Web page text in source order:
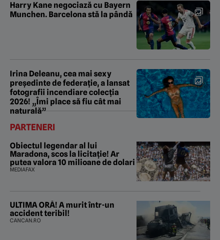
Harry Kane negociază cu Bayern
Munchen. Barcelona stă la pândă
Irina Deleanu, cea mai sexy
președinte de federație, a lansat
fotografii incendiare colecția
2026! „Îmi place să fiu cât mai
naturală”
PARTENERI
Obiectul legendar al lui
Maradona, scos la licitație! Ar
putea valora 10 milioane de dolari
MEDIAFAX
ULTIMA ORĂ! A murit într-un
accident teribil!
CANCAN.RO